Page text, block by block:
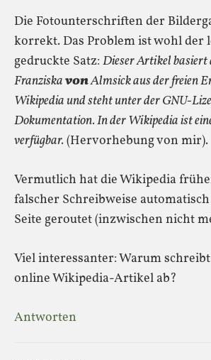
Die Fotounterschriften der
korrekt. Das Problem ist wohl der
gedruckte Satz: Dieser Artikel
FranziskavonAlmsick aus der freien
Wikipedia und steht unter der GNU-
Dokumentation. In der Wikipedia ist
verfügbar. (Hervorhebung von mir).
Vermutlich hat die Wikipedia
falscher Schreibweise
Seite geroutet (inzwischen nicht
Viel interessanter: Warum
online Wikipedia-Artikel ab?
Antworten